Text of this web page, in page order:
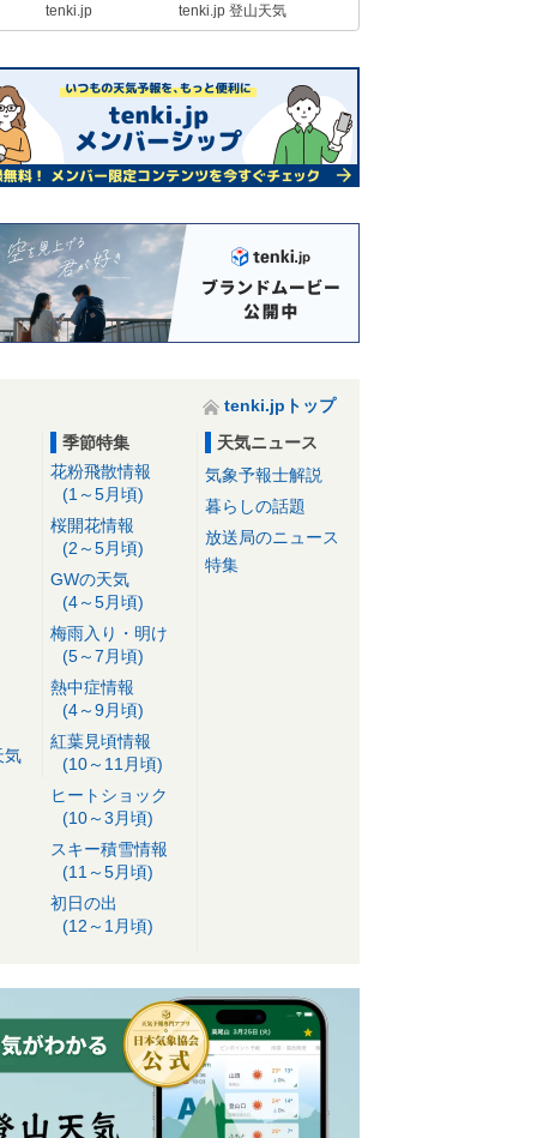
tenki.jp tenki.jp 登山天気
tenki.jpトップ
気
季節特集
花粉飛散情報
(1～5月頃)
桜開花情報
(2～5月頃)
GWの天気
(4～5月頃)
梅雨入り・明け
(5～7月頃)
熱中症情報
(4～9月頃)
紅葉見頃情報
(10～11月頃)
ヒートショック
(10～3月頃)
スキー積雪情報
(11～5月頃)
初日の出
(12～1月頃)
天気ニュース
気象予報士解説
暮らしの話題
放送局のニュース
特集